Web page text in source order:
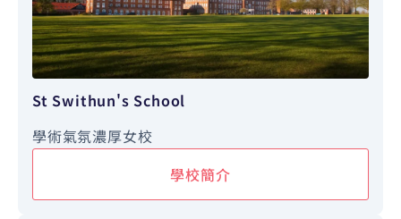
St Swithun's School
學術氣氛濃厚女校
學校簡介